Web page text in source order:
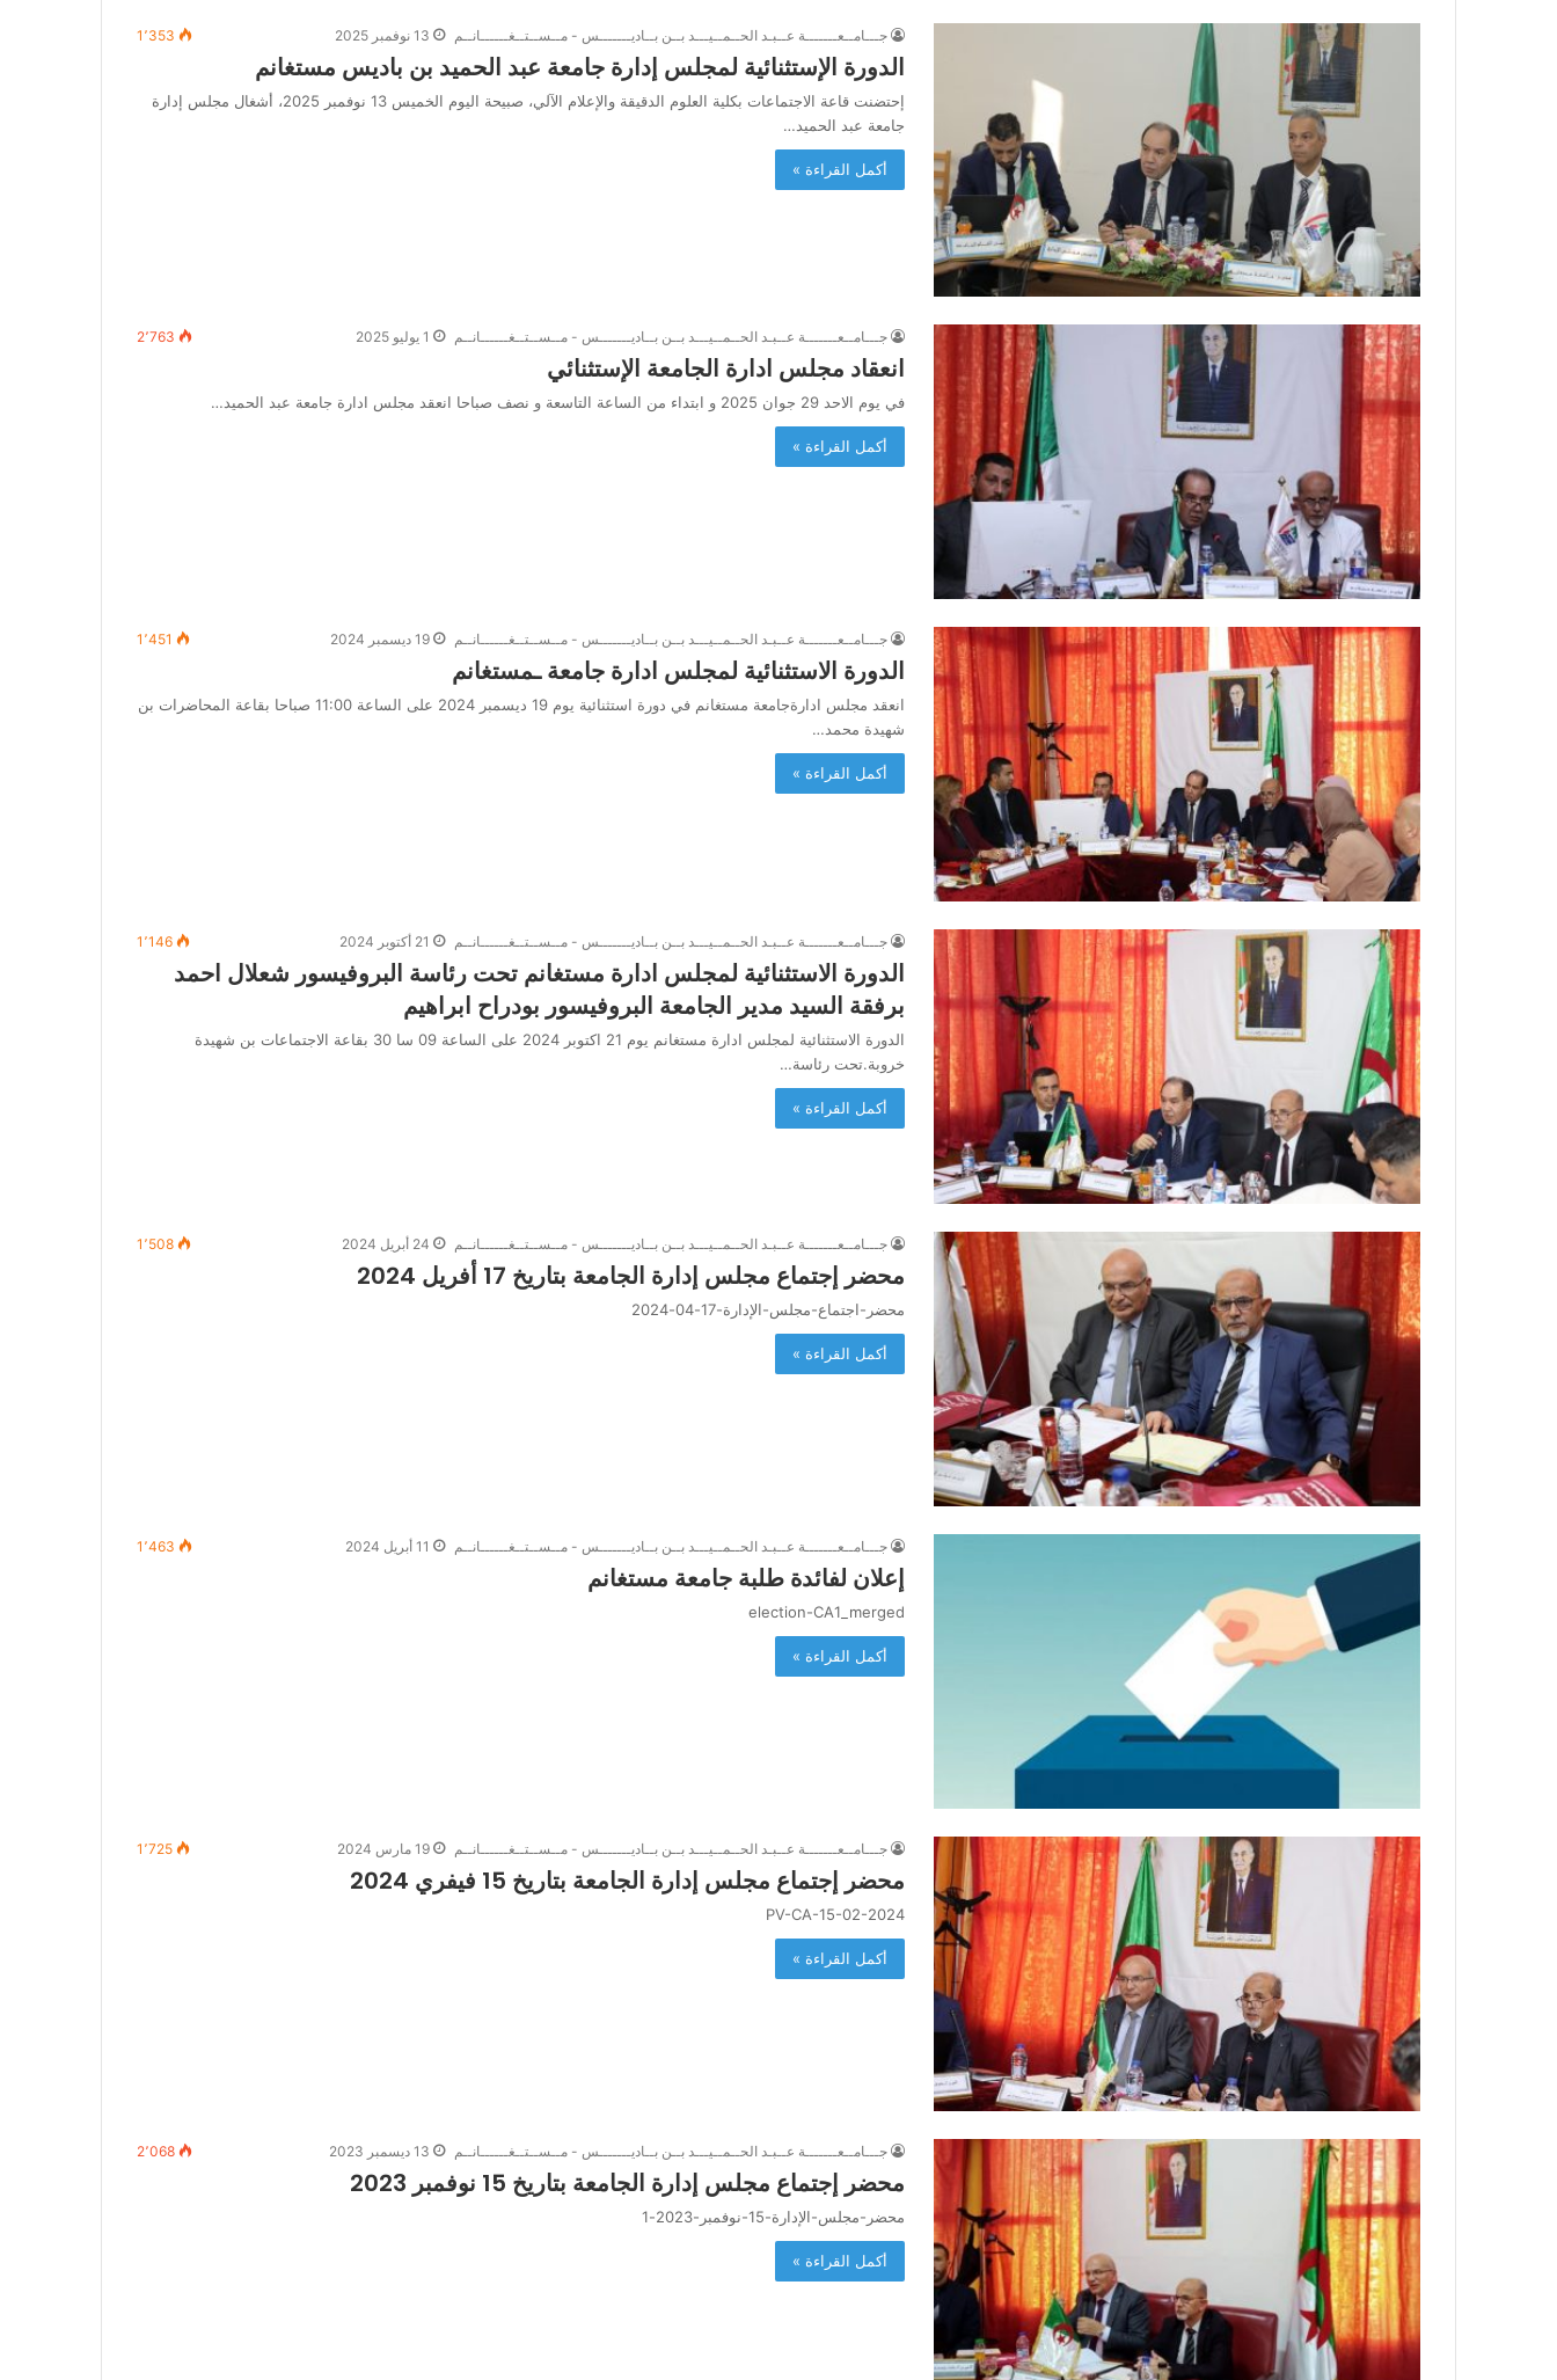
جـــامــعـــــــة عــبـد الحــمــيـــد بــن بــاديـــــــس - مــســتــغــــــانــم 13 نوفمبر 2025 1٬353
الدورة الإستثنائية لمجلس إدارة جامعة عبد الحميد بن باديس مستغانم
إحتضنت قاعة الاجتماعات بكلية العلوم الدقيقة والإعلام الآلي، صبيحة اليوم الخميس 13 نوفمبر 2025، أشغال مجلس إدارة
جامعة عبد الحميد…
أكمل القراءة »
جـــامــعـــــــة عــبـد الحــمــيـــد بــن بــاديـــــــس - مــســتــغــــــانــم 1 يوليو 2025 2٬763
انعقاد مجلس ادارة الجامعة الإستثنائي
في يوم الاحد 29 جوان 2025 و ابتداء من الساعة التاسعة و نصف صباحا انعقد مجلس ادارة جامعة عبد الحميد…
أكمل القراءة »
جـــامــعـــــــة عــبـد الحــمــيـــد بــن بــاديـــــــس - مــســتــغــــــانــم 19 ديسمبر 2024 1٬451
الدورة الاستثنائية لمجلس ادارة جامعة ـمستغانم
انعقد مجلس ادارةجامعة مستغانم في دورة استثنائية يوم 19 ديسمبر 2024 على الساعة 11:00 صباحا بقاعة المحاضرات بن
شهيدة محمد…
أكمل القراءة »
جـــامــعـــــــة عــبـد الحــمــيـــد بــن بــاديـــــــس - مــســتــغــــــانــم 21 أكتوبر 2024 1٬146
الدورة الاستثنائية لمجلس ادارة مستغانم تحت رئاسة البروفيسور شعلال احمد
برفقة السيد مدير الجامعة البروفيسور بودراح ابراهيم
الدورة الاستثنائية لمجلس ادارة مستغانم يوم 21 اكتوبر 2024 على الساعة 09 سا 30 بقاعة الاجتماعات بن شهيدة
خروبة.تحت رئاسة…
أكمل القراءة »
جـــامــعـــــــة عــبـد الحــمــيـــد بــن بــاديـــــــس - مــســتــغــــــانــم 24 أبريل 2024 1٬508
محضر إجتماع مجلس إدارة الجامعة بتاريخ 17 أفريل 2024
محضر-اجتماع-مجلس-الإدارة-17-04-2024
أكمل القراءة »
جـــامــعـــــــة عــبـد الحــمــيـــد بــن بــاديـــــــس - مــســتــغــــــانــم 11 أبريل 2024 1٬463
إعلان لفائدة طلبة جامعة مستغانم
election-CA1_merged
أكمل القراءة »
جـــامــعـــــــة عــبـد الحــمــيـــد بــن بــاديـــــــس - مــســتــغــــــانــم 19 مارس 2024 1٬725
محضر إجتماع مجلس إدارة الجامعة بتاريخ 15 فيفري 2024
PV-CA-15-02-2024
أكمل القراءة »
جـــامــعـــــــة عــبـد الحــمــيـــد بــن بــاديـــــــس - مــســتــغــــــانــم 13 ديسمبر 2023 2٬068
محضر إجتماع مجلس إدارة الجامعة بتاريخ 15 نوفمبر 2023
محضر-مجلس-الإدارة-15-نوفمبر-2023-1
أكمل القراءة »